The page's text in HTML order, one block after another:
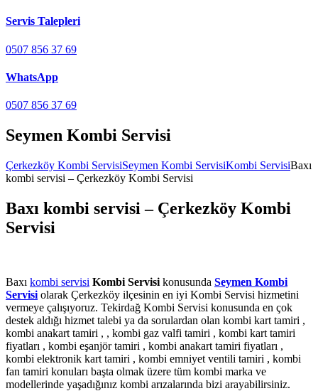
Servis Talepleri
0507 856 37 69
WhatsApp
0507 856 37 69
Seymen Kombi Servisi
Çerkezköy Kombi ServisiSeymen Kombi ServisiKombi ServisiBaxı
kombi servisi – Çerkezköy Kombi Servisi
Baxı kombi servisi – Çerkezköy Kombi
Servisi
Baxı kombi servisi Kombi Servisi konusunda Seymen Kombi
Servisi olarak Çerkezköy ilçesinin en iyi Kombi Servisi hizmetini
vermeye çalışıyoruz. Tekirdağ Kombi Servisi konusunda en çok
destek aldığı hizmet talebi ya da sorulardan olan kombi kart tamiri ,
kombi anakart tamiri , , kombi gaz valfi tamiri , kombi kart tamiri
fiyatları , kombi eşanjör tamiri , kombi anakart tamiri fiyatları ,
kombi elektronik kart tamiri , kombi emniyet ventili tamiri , kombi
fan tamiri konuları başta olmak üzere tüm kombi marka ve
modellerinde yaşadığınız kombi arızalarında bizi arayabilirsiniz.